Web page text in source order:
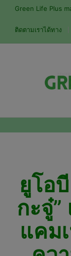
Green Life Plus
ติดตามเราได้ทาง
ยูโอ
กะจู๋”
แคม